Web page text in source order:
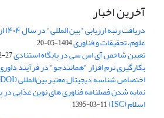
آخرین اخبار
علوم، تحقیقات و فناوری1404-05-20
تعیین شاخص آی اس سی در پایگاه استنادی ISC27
بکارگیری نرم افزار "همانندجو" در فرآیند
اختصاص شناسه دیجیتال معتبر بین‌المللی (DOI)
نمایه شدن فصلنامه فناوری های نوین غذایی در
اسلام (ISC) 1395-03-11